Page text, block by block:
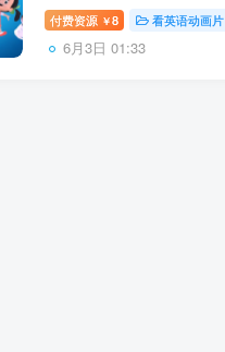
付费资源 ￥8 看英语动画片
6月3日 01:33